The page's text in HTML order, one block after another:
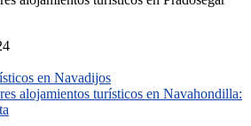
alojamientos turísticos en Navahondilla: